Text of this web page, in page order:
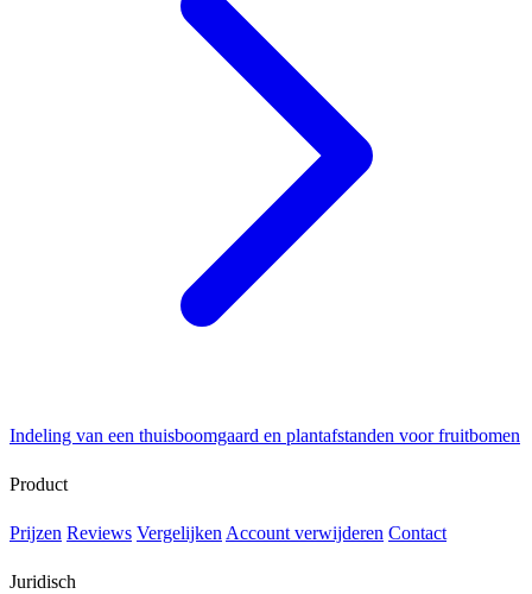
Indeling van een thuisboomgaard en plantafstanden voor fruitbomen
Product
Prijzen Reviews Vergelijken Account verwijderen Contact
Juridisch